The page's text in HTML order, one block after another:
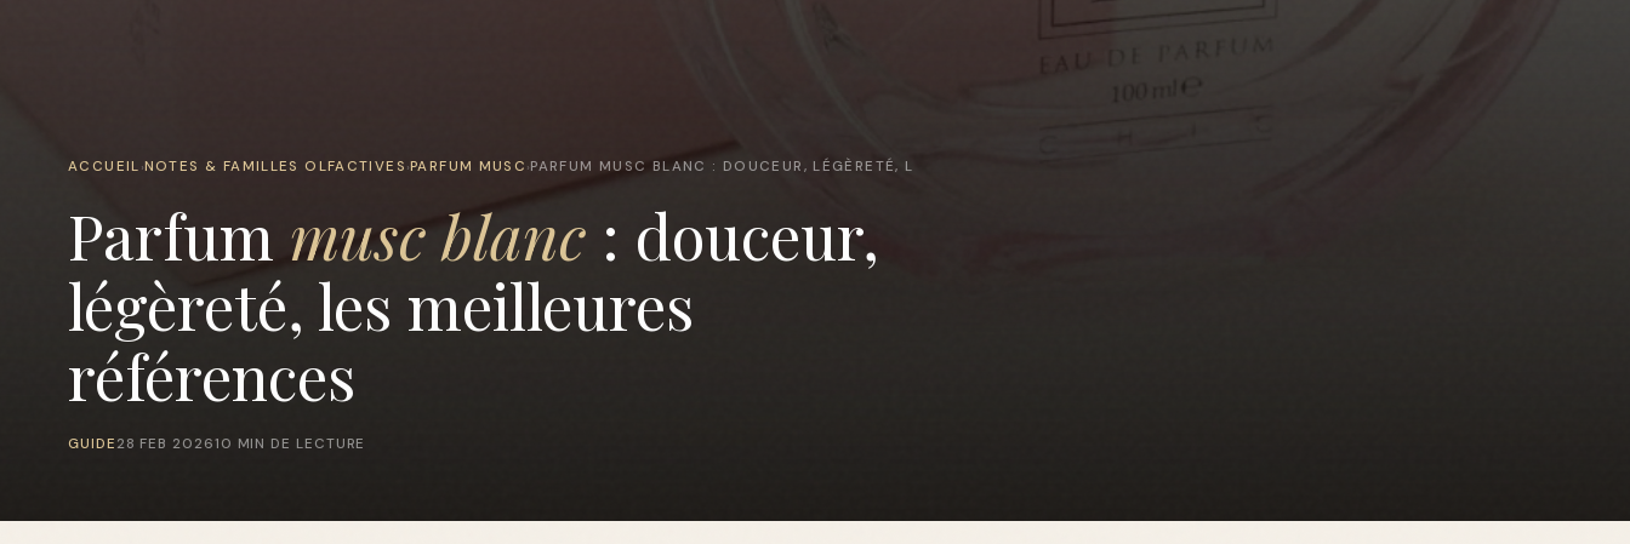
ACCUEIL ›NOTES & FAMILLES OLFACTIVES ›PARFUM MUSC ›PARFUM MUSC BLANC : DOUCEUR, LÉGÈRETÉ, L
Parfum musc blanc : douceur,
légèreté, les meilleures
références
GUIDE 28 FEB 202610 MIN DE LECTURE